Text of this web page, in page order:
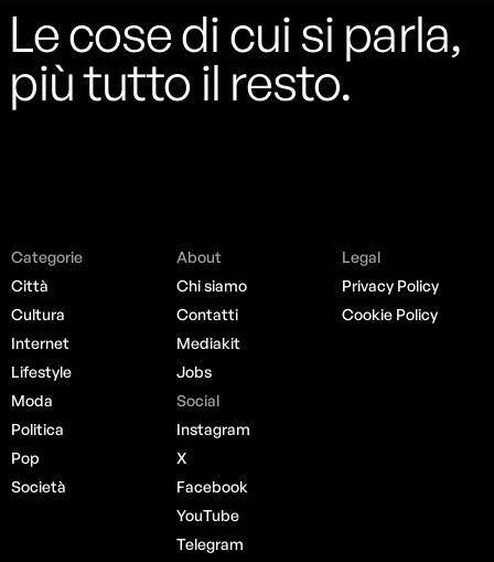
Le cose di cui si parla,
più tutto il resto.
Categorie
Città
Cultura
Internet
Lifestyle
Moda
Politica
Pop
Società
About
Chi siamo
Contatti
Mediakit
Jobs
Social
Instagram
X
Facebook
YouTube
Telegram
Legal
Privacy Policy
Cookie Policy